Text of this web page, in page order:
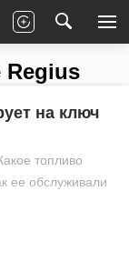
Hiace Regius
Regius
на ключ
топливо
ее обслуживали